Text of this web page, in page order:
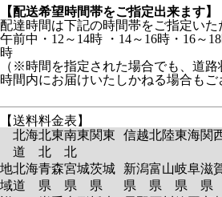
【配送希望時間帯をご指定出来ます】
配達時間は下記の時間帯をご指定いた
午前中・12～14時 ・14～16時・16～
時
（※時間を指定された場合でも、道
時間内にお届けいたしかねる場合もご
【送料料金表】
北海
道
北東
北
南東
北
関東 信越北陸東海関
地
域
北海
道
青森
県
宮城
県
茨城
県
新潟
県
富山
県
岐阜
県
滋
県